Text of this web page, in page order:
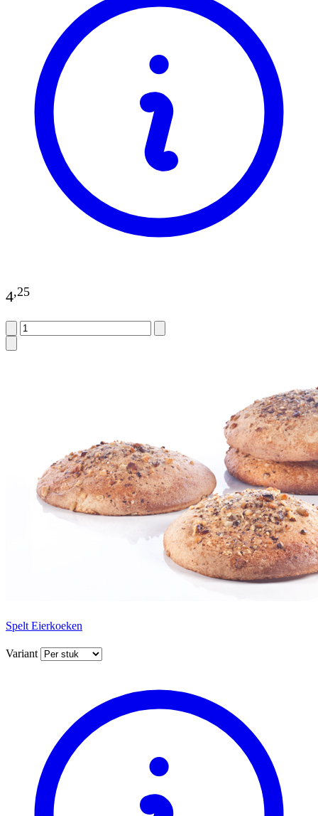
4,25
Spelt Eierkoeken
Variant